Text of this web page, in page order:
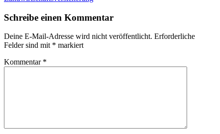
Schreibe einen Kommentar
Deine E-Mail-Adresse wird nicht veröffentlicht. Erforderliche
Felder sind mit * markiert
Kommentar *